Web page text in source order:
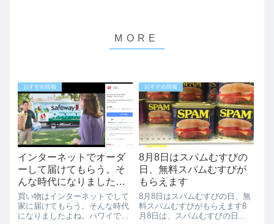
おすすめ情報
インターネットでオーダ
ーして届けてもらう。そ
んな時代になりました。
ハワイセーフウェイのデ
リバリーサービス、初回
15ドルＯＦＦのスペシャ
買い物はインターネットでして
家に届けてもらう。そんな時代
になりましたよね。ハワイで
おすすめ情報
8月8日はスパムむすびの
日、無料スパムむすびが
もらえます
8月8日はスパムむすびの日、無
料スパムむすびがもらえます8
月8日は、スパムむすびの日